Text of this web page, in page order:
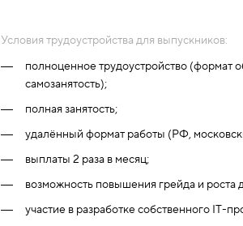
Условия трудоустройства для выпускников:
полноценное трудоустройство
самозанятость);
полная занятость;
удалённый формат работы (РФ,
выплаты 2 раза в месяц;
возможность повышения грейда и роста
участие в разработке собственного IT-